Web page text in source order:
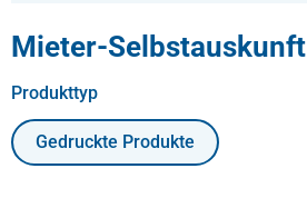
Mieter-Selbstauskunft
Produkttypauswählen
Gedruckte Produkte